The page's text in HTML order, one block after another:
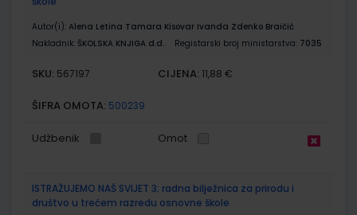
Autor(i): Alena Letina Tamara Kisovar Ivanda Zdenko Braičić
Nakladnik: ŠKOLSKA KNJIGA d.d. Registarski broj ministarstva: 7035
SKU: 567197 CIJENA: 11,88 €
ŠIFRA OMOTA: 500239
Udžbenik Omot
ISTRAŽUJEMO NAŠ SVIJET 3; radna bilježnica za prirodu i
društvo u trećem razredu osnovne škole